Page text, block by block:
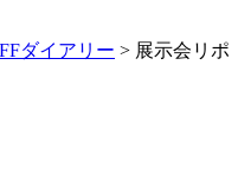
ダイアリー > 展示会リポ